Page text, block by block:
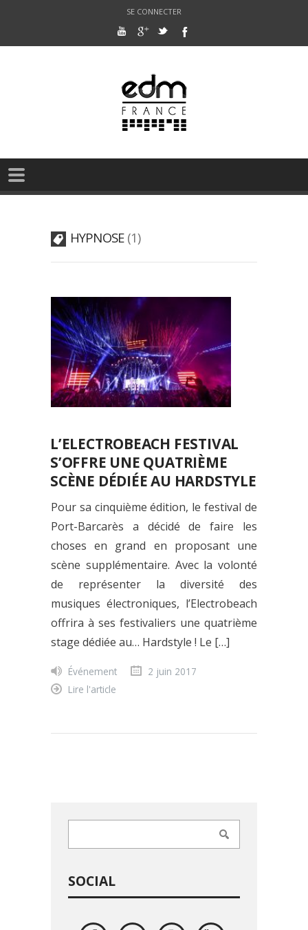
SE CONNECTER
HYPNOSE 1
L’ELECTROBEACH FESTIVAL
S’OFFRE UNE QUATRIÈME
SCÈNE DÉDIÉE AU HARDSTYLE
Pour sa cinquième édition, le festival de
Port-Barcarès a décidé de faire les
choses en grand en proposant une
scène supplémentaire. Avec la volonté
de représenter la diversité des
musiques électroniques, l’Electrobeach
offrira à ses festivaliers une quatrième
stage dédiée au… Hardstyle ! Le […]
Événement
2 juin 2017
Lire l'article
SOCIAL